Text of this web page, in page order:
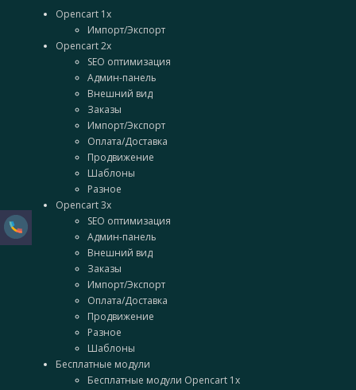
Opencart 1x
Импорт/Экспорт
Opencart 2x
SEO оптимизация
Админ-панель
Внешний вид
Заказы
Импорт/Экспорт
Оплата/Доставка
Продвижение
Шаблоны
Разное
Opencart 3x
SEO оптимизация
Админ-панель
Внешний вид
Заказы
Импорт/Экспорт
Оплата/Доставка
Продвижение
Разное
Шаблоны
Бесплатные модули
Бесплатные модули Opencart 1x